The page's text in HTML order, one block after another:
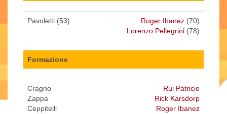
Pavoletti (53) Roger Ibanez (70)
Lorenzo Pellegrini (78)
Formazione
Cragno
Zappa
Ceppitelli
Rui Patricio
Rick Karsdorp
Roger Ibanez